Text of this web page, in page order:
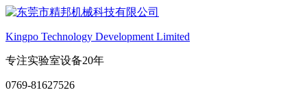
Kingpo Technology Development Limited
专注实验室设备20年
0769-81627526